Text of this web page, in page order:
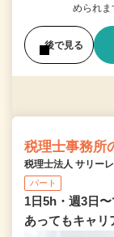
められま
後で見る
税理士事務所
税理士法人 サリーレ
パート
1日5h・週3日
あってもキャリ